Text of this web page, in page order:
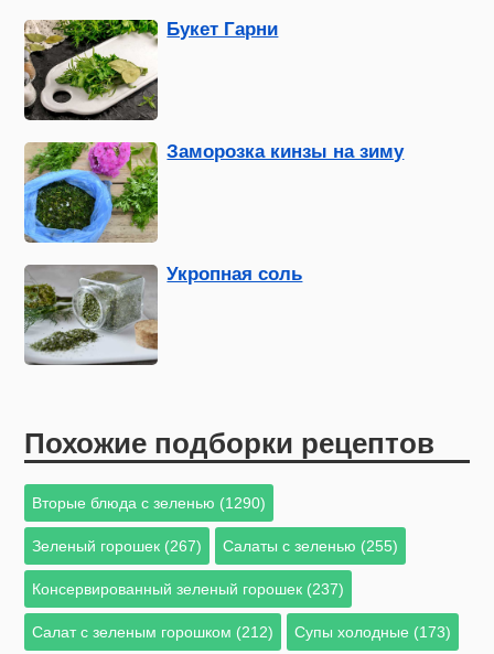
Букет Гарни
Заморозка кинзы на зиму
Укропная соль
Похожие подборки рецептов
Вторые блюда с зеленью (1290)
Зеленый горошек (267) Салаты с зеленью (255)
Консервированный зеленый горошек (237)
Салат с зеленым горошком (212) Супы холодные (173)